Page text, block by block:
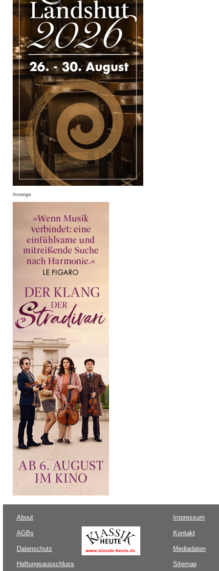
Anzeige
About
AGBs
Datenschutz
Haftungsausschluss
Impressum
Kontakt
Mediadaten
Sitemap